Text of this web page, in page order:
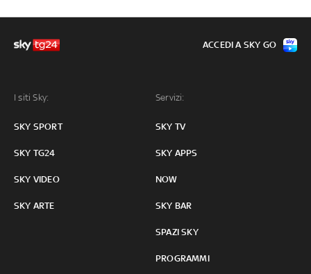
I siti Sky:
SKY SPORT
SKY TG24
SKY VIDEO
SKY ARTE
Servizi:
SKY TV
SKY APPS
NOW
SKY BAR
SPAZI SKY
PROGRAMMI
ACCEDI A SKY GO